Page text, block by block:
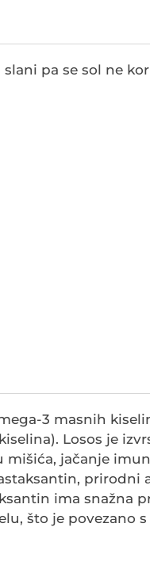
pa se sol ne
3 masnih
Losos je
jačanje
prirodni
ima snažna
što je povezano